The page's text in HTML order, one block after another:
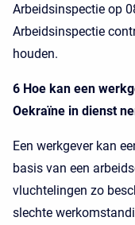
Arbeidsinspectie op
Arbeidsinspectie
houden.
6 Hoe kan een
Oekraïne in dienst
Een werkgever kan
basis van een
vluchtelingen zo
slechte